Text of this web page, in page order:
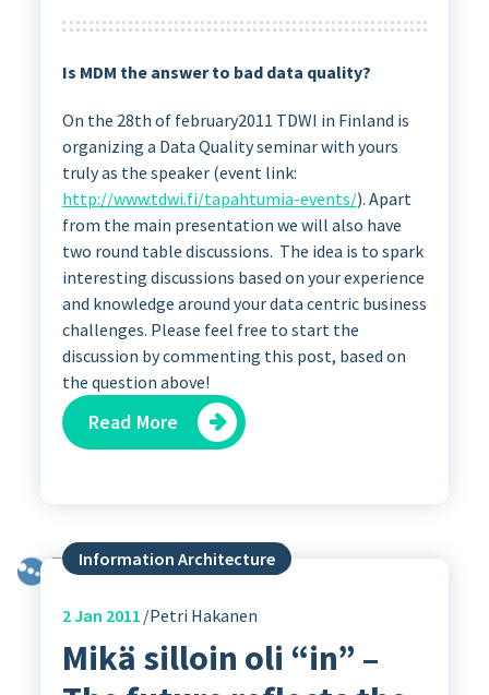
Is MDM the answer to bad data quality?
On the 28th of february2011 TDWI in Finland is
organizing a Data Quality seminar with yours
truly as the speaker (event link:
http://www.tdwi.fi/tapahtumia-events/). Apart
from the main presentation we will also have
two round table discussions. The idea is to spark
interesting discussions based on your experience
and knowledge around your data centric business
challenges. Please feel free to start the
discussion by commenting this post, based on
the question above!
Read More
Information Architecture
2Jan 2011 Petri Hakanen
Mikä silloin oli “in” –